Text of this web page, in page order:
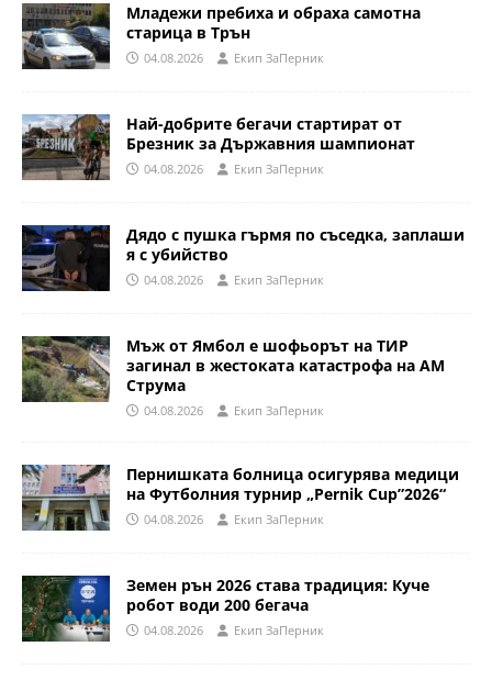
Младежи пребиха и обраха самотна
старица в Трън
04.08.2026 Eкип ЗаПерник
Най-добрите бегачи стартират от
Брезник за Държавния шампионат
04.08.2026 Eкип ЗаПерник
Дядо с пушка гърмя по съседка, заплаши
я с убийство
04.08.2026 Eкип ЗаПерник
Мъж от Ямбол е шофьорът на ТИР
загинал в жестоката катастрофа на АМ
Струма
04.08.2026 Eкип ЗаПерник
Пернишката болница осигурява медици
на Футболния турнир „Pernik Cup”2026“
04.08.2026 Eкип ЗаПерник
Земен рън 2026 става традиция: Куче
робот води 200 бегача
04.08.2026 Eкип ЗаПерник